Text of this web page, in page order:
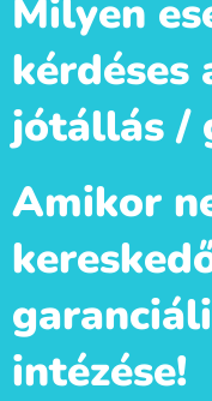
Milyen
kérdéses
jótállás /
Amikor
intézése!